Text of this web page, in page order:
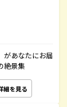
があなたにお届
絶景集
細を見る